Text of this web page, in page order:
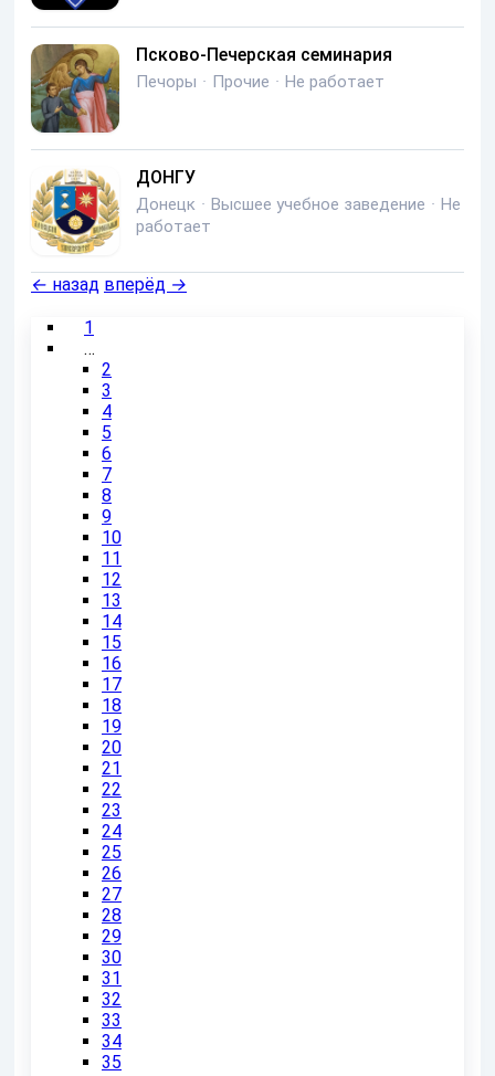
Псково-Печерская семинария
Печоры · Прочие · Не работает
ДОНГУ
Донецк · Высшее учебное заведение · Не
работает
← назад вперёд →
1
…
2
3
4
5
6
7
8
9
10
11
12
13
14
15
16
17
18
19
20
21
22
23
24
25
26
27
28
29
30
31
32
33
34
35